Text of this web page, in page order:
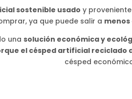
sostenible usado y
ya que puede salir a menos
una solución económica y
el césped artificial
césped